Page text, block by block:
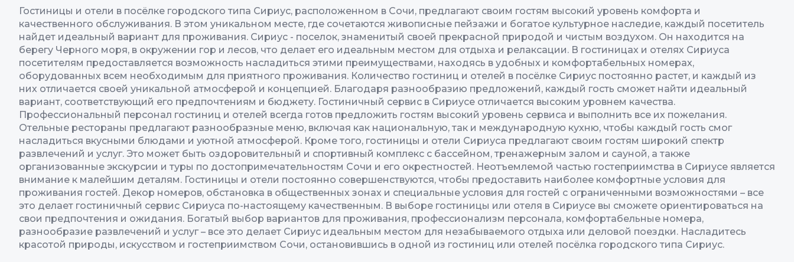
Гостиницы и отели в посёлке городского типа Сириус, расположенном в Сочи, предлагают своим гостям высокий уровень комфорта и
качественного обслуживания. В этом уникальном месте, где сочетаются живописные пейзажи и богатое культурное наследие, каждый посетитель
найдет идеальный вариант для проживания. Сириус - поселок, знаменитый своей прекрасной природой и чистым воздухом. Он находится на
берегу Черного моря, в окружении гор и лесов, что делает его идеальным местом для отдыха и релаксации. В гостиницах и отелях Сириуса
посетителям предоставляется возможность насладиться этими преимуществами, находясь в удобных и комфортабельных номерах,
оборудованных всем необходимым для приятного проживания. Количество гостиниц и отелей в посёлке Сириус постоянно растет, и каждый из
них отличается своей уникальной атмосферой и концепцией. Благодаря разнообразию предложений, каждый гость сможет найти идеальный
вариант, соответствующий его предпочтениям и бюджету. Гостиничный сервис в Сириусе отличается высоким уровнем качества.
Профессиональный персонал гостиниц и отелей всегда готов предложить гостям высокий уровень сервиса и выполнить все их пожелания.
Отельные рестораны предлагают разнообразные меню, включая как национальную, так и международную кухню, чтобы каждый гость смог
насладиться вкусными блюдами и уютной атмосферой. Кроме того, гостиницы и отели Сириуса предлагают своим гостям широкий спектр
развлечений и услуг. Это может быть оздоровительный и спортивный комплекс с бассейном, тренажерным залом и сауной, а также
организованные экскурсии и туры по достопримечательностям Сочи и его окрестностей. Неотъемлемой частью гостеприимства в Сириусе является
внимание к малейшим деталям. Гостиницы и отели постоянно совершенствуются, чтобы предоставить наиболее комфортные условия для
проживания гостей. Декор номеров, обстановка в общественных зонах и специальные условия для гостей с ограниченными возможностями – все
это делает гостиничный сервис Сириуса по-настоящему качественным. В выборе гостиницы или отеля в Сириусе вы сможете ориентироваться на
свои предпочтения и ожидания. Богатый выбор вариантов для проживания, профессионализм персонала, комфортабельные номера,
разнообразие развлечений и услуг – все это делает Сириус идеальным местом для незабываемого отдыха или деловой поездки. Насладитесь
красотой природы, искусством и гостеприимством Сочи, остановившись в одной из гостиниц или отелей посёлка городского типа Сириус.